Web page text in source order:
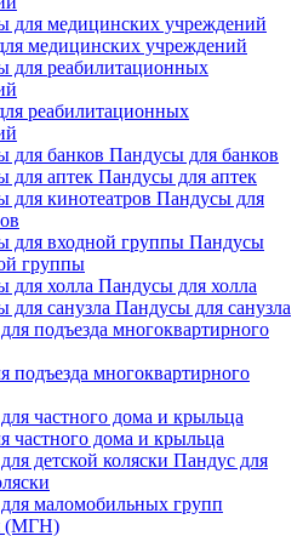
медицинских учреждений
реабилитационных
Пандусы для банков
Пандусы для аптек
Пандусы для
Пандусы
группы
Пандусы для холла
Пандусы для санузла
подъезда многоквартирного
частного дома и крыльца
Пандус для